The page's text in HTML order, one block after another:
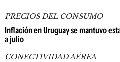
PRECIOS DEL CONSUMO
Inflación en Uruguay se mantuvo
a julio
CONECTIVIDAD AÉREA